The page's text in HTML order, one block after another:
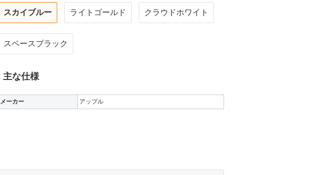
スカイブルー ライトゴールド クラウドホワイト
スペースブラック
主な仕様
メーカー アップル